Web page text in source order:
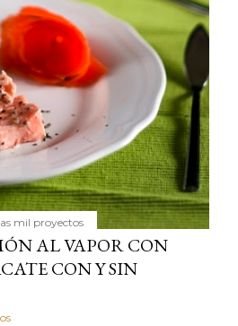
mil proyectos
AL VAPOR CON
CON Y SIN